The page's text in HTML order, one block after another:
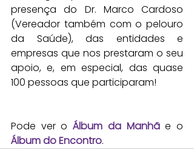
presença do Dr. Marco Cardoso
(Vereador também com o pelouro
da Saúde), das entidades e
empresas que nos prestaram o seu
apoio, e, em especial, das quase
100 pessoas que participaram!
Pode ver o Álbum da Manhã
Álbum do Encontro.